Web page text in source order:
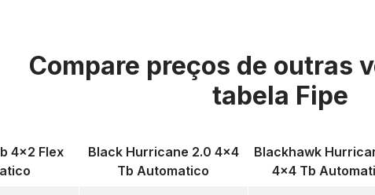
Compare preços de outras
tabela Fipe
4x2 Flex
Black Hurricane 2.0 4x4
Tb Automatico
Blackhawk
4x4 Tb